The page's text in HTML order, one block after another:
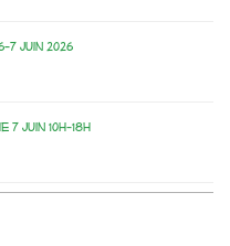
juin 2026
juin 10h-18h